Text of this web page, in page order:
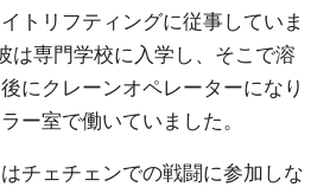
トリフティングに従事していま
は専門学校に入学し、そこで溶
にクレーンオペレーターになり
ー室で働いていました。
チェチェンでの戦闘に参加しな